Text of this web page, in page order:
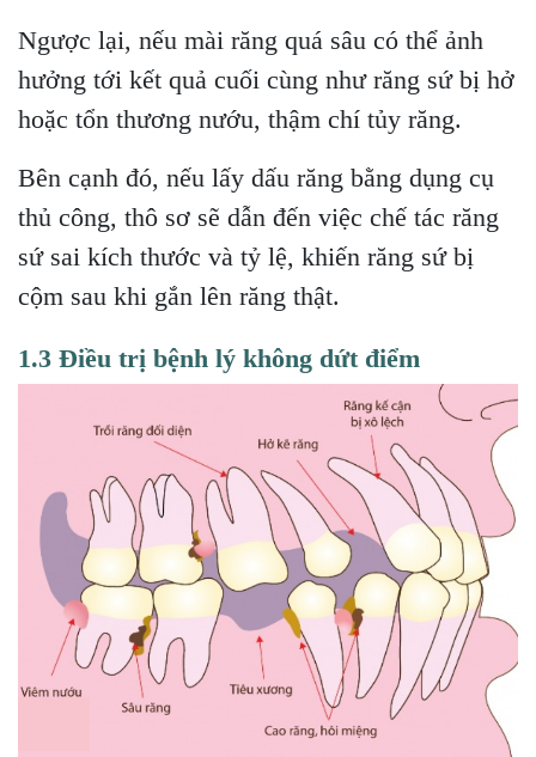
Ngược lại, nếu mài răng quá sâu có thể ảnh
hưởng tới kết quả cuối cùng như răng sứ bị hở
hoặc tổn thương nướu, thậm chí tủy răng.
Bên cạnh đó, nếu lấy dấu răng bằng dụng cụ
thủ công, thô sơ sẽ dẫn đến việc chế tác răng
sứ sai kích thước và tỷ lệ, khiến răng sứ bị
cộm sau khi gắn lên răng thật.
1.3 Điều trị bệnh lý không dứt điểm